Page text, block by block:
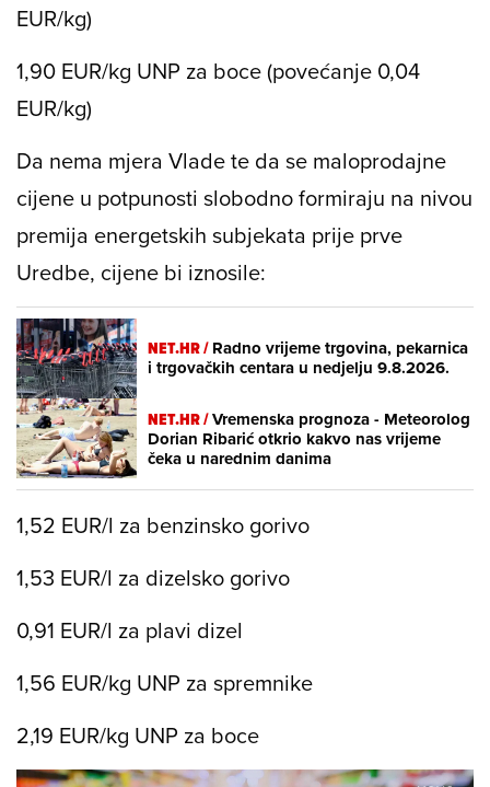
EUR/kg)
1,90 EUR/kg UNP za boce (povećanje 0,04
EUR/kg)
Da nema mjera Vlade te da se maloprodajne
cijene u potpunosti slobodno formiraju na nivou
premija energetskih subjekata prije prve
Uredbe, cijene bi iznosile:
NET.HR /Radno vrijeme trgovina, pekarnica
i trgovačkih centara u nedjelju 9.8.2026.
NET.HR /Vremenska prognoza - Meteorolog
Dorian Ribarić otkrio kakvo nas vrijeme
čeka u narednim danima
1,52 EUR/l za benzinsko gorivo
1,53 EUR/l za dizelsko gorivo
0,91 EUR/l za plavi dizel
1,56 EUR/kg UNP za spremnike
2,19 EUR/kg UNP za boce